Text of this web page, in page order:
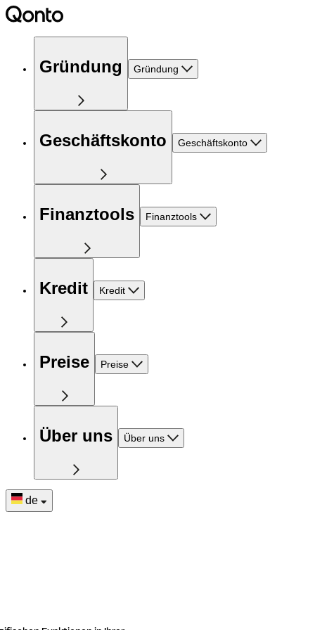
Gründung Gründung
Geschäftskonto Geschäftskonto
Finanztools Finanztools
Kredit Kredit
Preise Preise
Über uns Über uns
de